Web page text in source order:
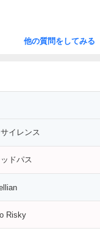
他の質問をしてみる
イレンス
ドパス
Risky